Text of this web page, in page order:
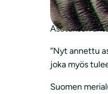
hylkeiden
Asetuksen
“Nyt annettu
joka myös
Suomen